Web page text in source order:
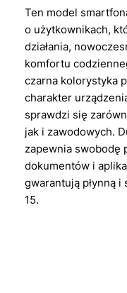
Ten model
o użytkownikach,
działania,
komfortu
czarna kolorystyka
charakter
sprawdzi się
jak i zawodowych.
zapewnia swobodę
dokumentów i
gwarantują płynną
15.